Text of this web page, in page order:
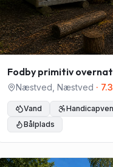
Fodby primitiv
Næstved Næstved · 7.3
Vand
Bålplads